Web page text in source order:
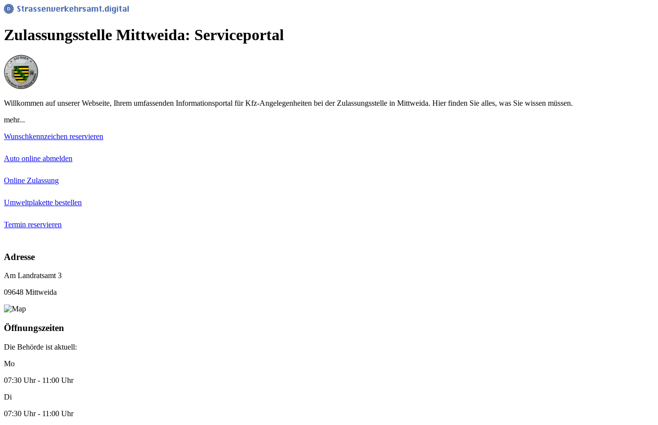
Zulassungsstelle Mittweida: Serviceportal
Willkommen auf unserer Webseite, Ihrem umfassenden Informationsportal für Kfz-Angelegenheiten bei der Zulassungsstelle in Mittweida. Hier finden Sie alles, was Sie wissen müssen.
mehr...
Wunschkennzeichen reservieren
Auto online abmelden
Online Zulassung
Umweltplakette bestellen
Termin reservieren
Adresse
Am Landratsamt 3
09648 Mittweida
Öffnungszeiten
Die Behörde ist aktuell:
Mo
07:30 Uhr - 11:00 Uhr
Di
07:30 Uhr - 11:00 Uhr